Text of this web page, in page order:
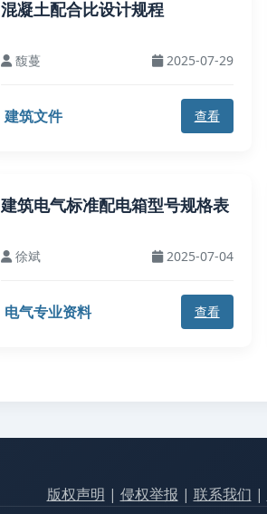
混凝土配合比设计规程
馥蔓 2025-07-29
建筑文件 查看
建筑电气标准配电箱型号规格表
徐斌 2025-07-04
电气专业资料 查看
版权声明 | 侵权举报 | 联系我们 |